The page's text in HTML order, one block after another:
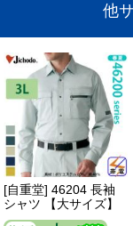
他
[自重堂] 46204 長袖
シャツ 【大サイズ】